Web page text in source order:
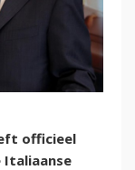
officieel
Italiaanse